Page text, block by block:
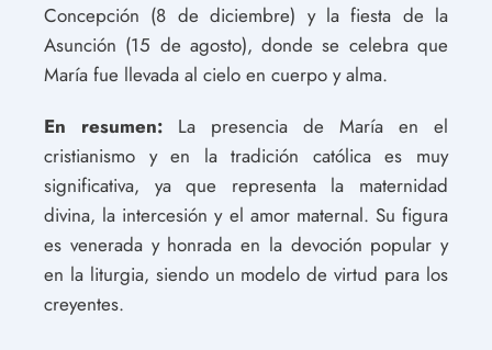
Concepción (8 de diciembre) y la fiesta de la
Asunción (15 de agosto), donde se celebra que
María fue llevada al cielo en cuerpo y alma.
En resumen: La presencia de María en el
cristianismo y en la tradición católica es muy
significativa, ya que representa la maternidad
divina, la intercesión y el amor maternal. Su figura
es venerada y honrada en la devoción popular y
en la liturgia, siendo un modelo de virtud para los
creyentes.